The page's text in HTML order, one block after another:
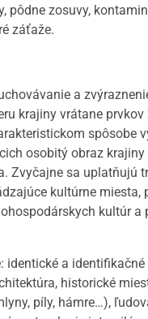
pôdne zosuvy,
záťaže.
a
krajiny vrátane prvkov
spôsobe
osobitý obraz
Zvyčajne sa uplatňujú
kultúrne miesta,
kultúr a
identické a identifikačné
historické
píly, hámre…),